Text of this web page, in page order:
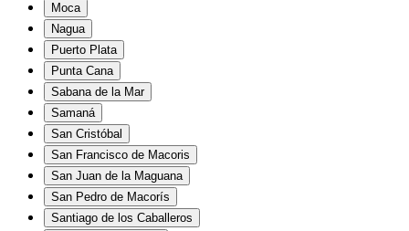
Moca
Nagua
Puerto Plata
Punta Cana
Sabana de la Mar
Samaná
San Cristóbal
San Francisco de Macoris
San Juan de la Maguana
San Pedro de Macorís
Santiago de los Caballeros